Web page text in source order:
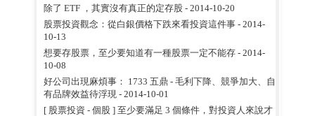
除了 ETF ，其實沒有真正的定存股- 2014-10-20
股票投資觀念：從白銀價格下跌來看投資這件事- 2014-
10-13
想要存股票，至少要知道有一種股票一定不能存 - 2014-
10-08
好公司出現麻煩事： 1733 五鼎 - 毛利下降、競爭加大、自
有品牌效益待浮現 - 2014-10-01
[ 股票投資 - 個股 ] 至少要滿足 3 個條件，對投資人來說才